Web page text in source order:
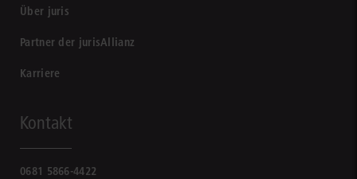
Über juris
Partner der jurisAllianz
Karriere
Kontakt
0681 5866-4422